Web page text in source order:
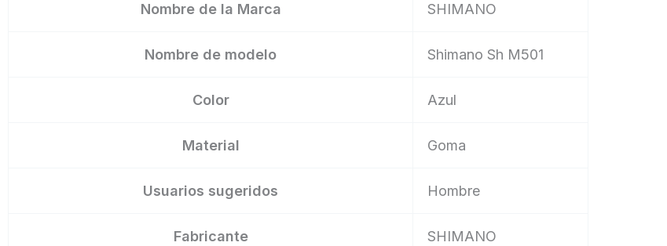
Nombre de la Marca ‎SHIMANO
Nombre de modelo ‎Shimano Sh M501
Color ‎Azul
Material ‎Goma
Usuarios sugeridos ‎Hombre
Fabricante ‎SHIMANO